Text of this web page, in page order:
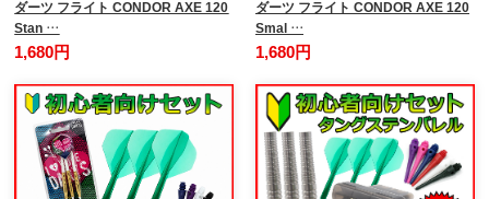
ダーツ フライト CONDOR AXE 120
Stan …
1,680円
ダーツ フライト CONDOR AXE 120
Smal …
1,680円